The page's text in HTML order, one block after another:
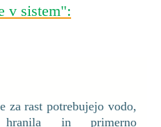
v sistem":
za rast potrebujejo vodo,
in primerno